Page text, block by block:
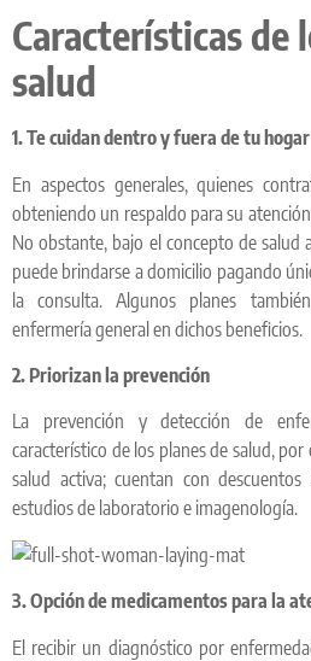
Características de
salud
1. Te cuidan dentro y fuera de tu hogar
En aspectos generales, quienes
obteniendo un respaldo para su
No obstante, bajo el concepto de salud
puede brindarse a domicilio pagando
la consulta. Algunos planes
enfermería general en dichos beneficios.
2. Priorizan la prevención
La prevención y detección de
característico de los planes de salud,
salud activa; cuentan con
estudios de laboratorio e imagenología.
3. Opción de medicamentos para la
El recibir un diagnóstico por